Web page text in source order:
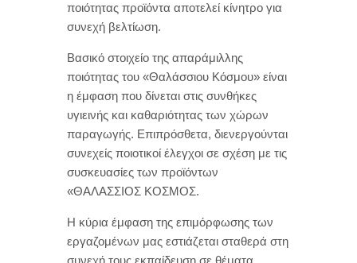
ποιότητας προϊόντα αποτελεί κίνητρο για
συνεχή βελτίωση.
Βασικό στοιχείο της απαράμιλλης
ποιότητας του «Θαλάσσιου Κόσμου» είναι
η έμφαση που δίνεται στις συνθήκες
υγιεινής και καθαριότητας των χώρων
παραγωγής. Επιπρόσθετα, διενεργούνται
συνεχείς ποιοτικοί έλεγχοι σε σχέση με τις
συσκευασίες των προϊόντων
«ΘΑΛΑΣΣΙΟΣ ΚΟΣΜΟΣ.
Η κύρια έμφαση της επιμόρφωσης των
εργαζομένων μας εστιάζεται σταθερά στη